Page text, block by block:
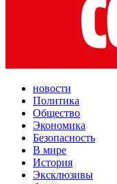
новости
Политика
Общество
Экономика
Безопасность
В мире
История
Эксклюзивы